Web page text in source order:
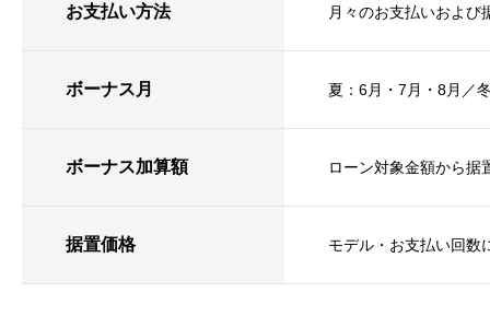
お支払い方法 月々のお支払いおよび
ボーナス月 夏：6月・7月・8月／
ボーナス加算額 ローン対象金額から据
据置価格 モデル・お支払い回数